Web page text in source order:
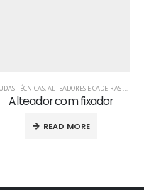
TÉCNICAS,ALTEADORES E CADEIRAS SANITÁRIAS
Alteador com fixador
READ MORE